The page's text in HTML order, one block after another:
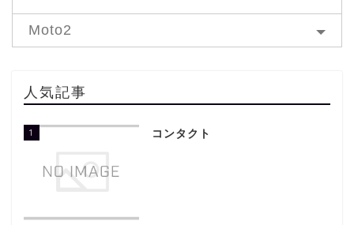
Moto2
人気記事
1 コンタクト